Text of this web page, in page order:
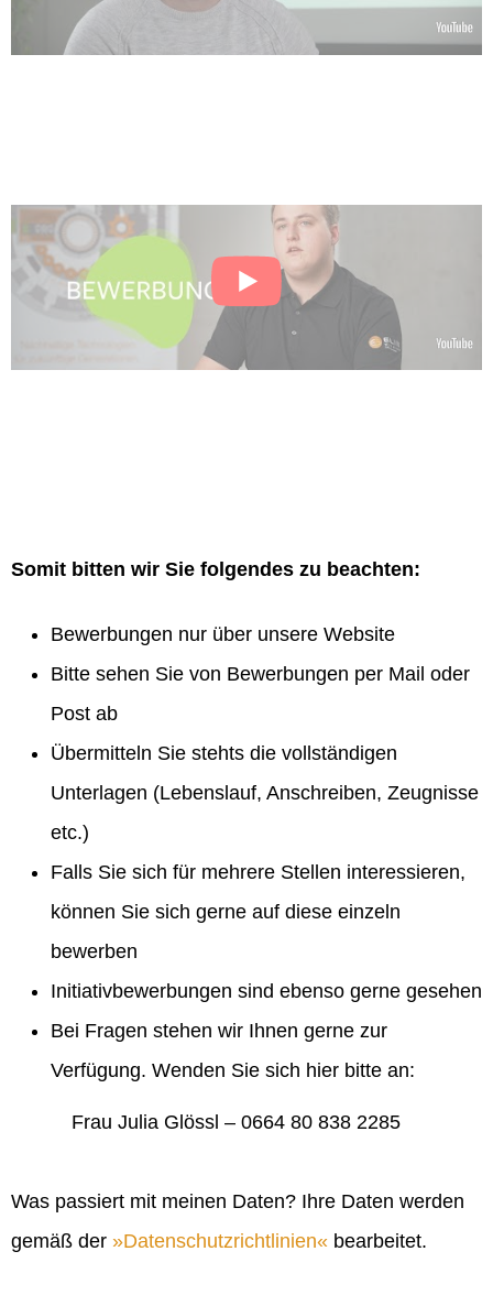
Somit bitten wir Sie folgendes zu beachten:
Bewerbungen nur über unsere Website
Bitte sehen Sie von Bewerbungen per Mail oder
Post ab
Übermitteln Sie stehts die vollständigen
Unterlagen (Lebenslauf, Anschreiben, Zeugnisse
etc.)
Falls Sie sich für mehrere Stellen interessieren,
können Sie sich gerne auf diese einzeln
bewerben
Initiativbewerbungen sind ebenso gerne gesehen
Bei Fragen stehen wir Ihnen gerne zur
Verfügung. Wenden Sie sich hier bitte an:
Frau Julia Glössl – 0664 80 838 2285
Was passiert mit meinen Daten? Ihre Daten werden
gemäß der
Datenschutzrichtlinien bearbeitet.